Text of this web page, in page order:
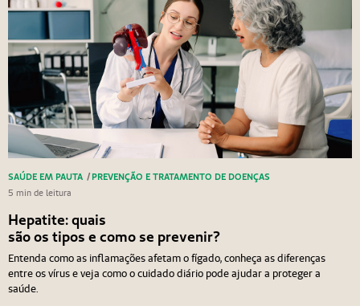
SAÚDE EM PAUTA / PREVENÇÃO E TRATAMENTO DE DOENÇAS
5 min de leitura
Hepatite: quais
são os tipos e como se prevenir?
Entenda como as inflamações afetam o fígado, conheça as diferenças
entre os vírus e veja como o cuidado diário pode ajudar a proteger a
saúde.